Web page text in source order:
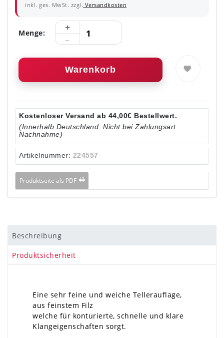
inkl. ges. MwSt. zzgl. Versandkosten
Menge:
Warenkorb
Kostenloser Versand ab 44,00€ Bestellwert.
(Innerhalb Deutschland. Nicht bei Zahlungsart
Nachnahme)
Artikelnummer: 224557
Produktseite als PDF
Beschreibung
Produktsicherheit
Eine sehr feine und weiche Tellerauflage,
aus feinstem Filz
welche für konturierte, schnelle und klare
Klangeigenschaften sorgt.